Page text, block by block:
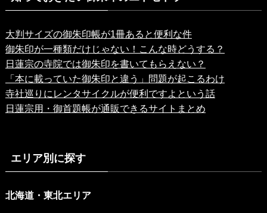
大判サイズの御朱印帳が1冊あると便利な件
御朱印が一種類だけじゃない！こんな時どうする？
日蓮宗の寺院では御朱印を書いてもらえない？
「本に載っていた御朱印と違う」問題が起こるわけ
寺社巡りにレンタサイクルが便利ですよという話
日蓮宗用・御首題帳が通販できるサイトまとめ
エリア別に探す
北海道・東北エリア